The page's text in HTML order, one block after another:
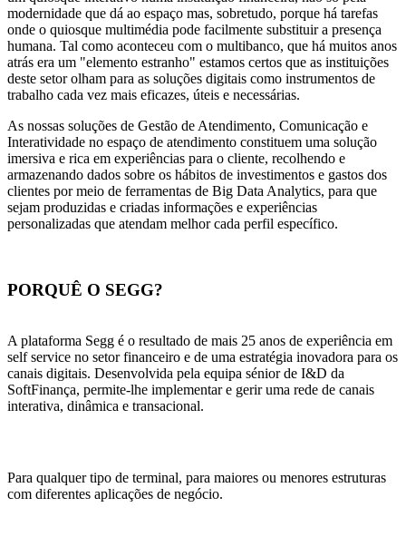
modernidade que dá ao espaço mas, sobretudo, porque há tarefas
onde o quiosque multimédia pode facilmente substituir a presença
humana. Tal como aconteceu com o multibanco, que há muitos anos
atrás era um "elemento estranho" estamos certos que as instituições
deste setor olham para as soluções digitais como instrumentos de
trabalho cada vez mais eficazes, úteis e necessárias.
As nossas soluções de Gestão de Atendimento, Comunicação e
Interatividade no espaço de atendimento constituem uma solução
imersiva e rica em experiências para o cliente, recolhendo e
armazenando dados sobre os hábitos de investimentos e gastos dos
clientes por meio de ferramentas de Big Data Analytics, para que
sejam produzidas e criadas informações e experiências
personalizadas que atendam melhor cada perfil específico.
PORQUÊ O SEGG?
A plataforma Segg é o resultado de mais 25 anos de experiência em
self service no setor financeiro e de uma estratégia inovadora para os
canais digitais. Desenvolvida pela equipa sénior de I&D da
SoftFinança, permite-lhe implementar e gerir uma rede de canais
interativa, dinâmica e transacional.
Para qualquer tipo de terminal, para maiores ou menores estruturas
com diferentes aplicações de negócio.